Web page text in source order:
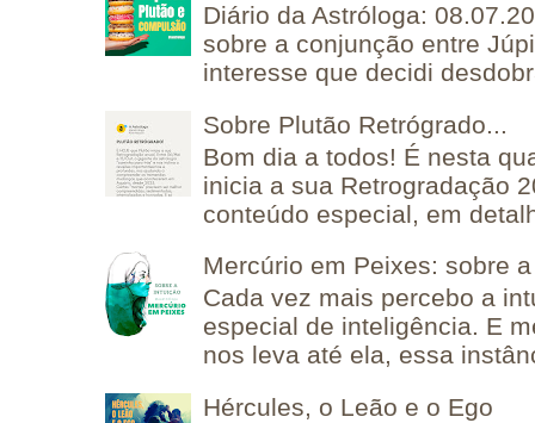
Diário da Astróloga:
sobre a conjunção entre
interesse que decidi
Sobre Plutão Retrógrado...
Bom dia a todos! É nesta
inicia a sua Retrogradação
conteúdo especial, em
Mercúrio em Peixes: sobre
Cada vez mais percebo a
especial de inteligência. E
nos leva até ela, essa
Hércules, o Leão e o Ego